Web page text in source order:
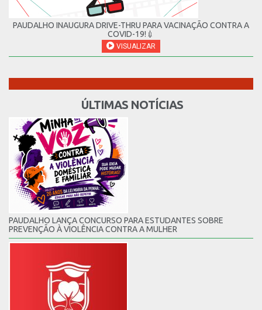
PAUDALHO INAUGURA DRIVE-THRU PARA VACINAÇÃO CONTRA A
COVID-19!💉
VISUALIZAR
ÚLTIMAS NOTÍCIAS
PAUDALHO LANÇA CONCURSO PARA ESTUDANTES SOBRE
PREVENÇÃO À VIOLÊNCIA CONTRA A MULHER